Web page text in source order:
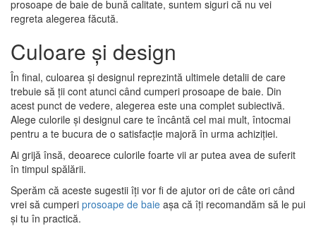
prosoape de baie de bună calitate, suntem siguri că nu vei
regreta alegerea făcută.
Culoare și design
În final, culoarea și designul reprezintă ultimele detalii de care
trebuie să ții cont atunci când cumperi prosoape de baie. Din
acest punct de vedere, alegerea este una complet subiectivă.
Alege culorile și designul care te încântă cel mai mult, întocmai
pentru a te bucura de o satisfacție majoră în urma achiziției.
Ai grijă însă, deoarece culorile foarte vii ar putea avea de suferit
în timpul spălării.
Sperăm că aceste sugestii îți vor fi de ajutor ori de câte ori când
vrei să cumperi prosoape de baie așa că îți recomandăm să le pui
și tu în practică.